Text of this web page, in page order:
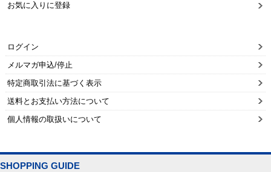
お気に入りに登録
ログイン
メルマガ申込/停止
特定商取引法に基づく表示
送料とお支払い方法について
個人情報の取扱いについて
SHOPPING GUIDE